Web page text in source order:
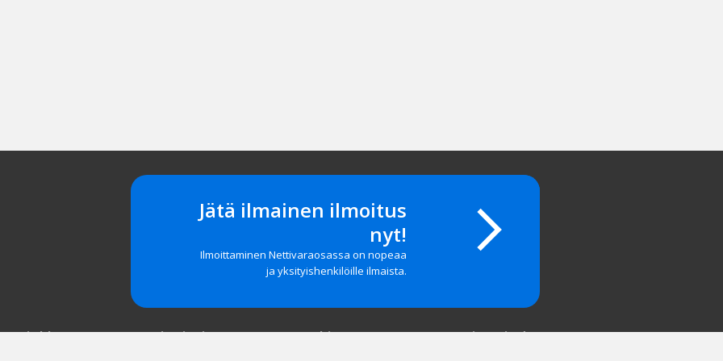
Jätä ilmainen ilmoitus
nyt!
Ilmoittaminen Nettivaraosassa on nopeaa
ja yksityishenkilöille ilmaista.
asiakkaat Navigointi Tuki Yritystiedot